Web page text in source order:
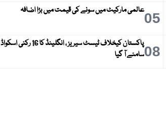
05عالمی مارکیٹ میں سونے کی قیمت میں بڑا اضافہ
08
پاکستان کیخلاف ٹیسٹ سیریز ، انگلینڈ کا 16 رکنی اسکواڈ
سامنے آ گیا